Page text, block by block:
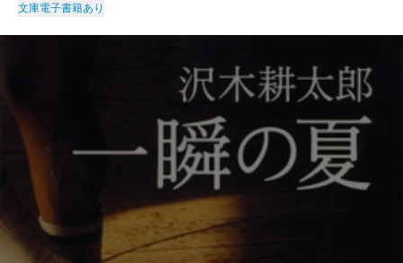
文庫電子書籍あり